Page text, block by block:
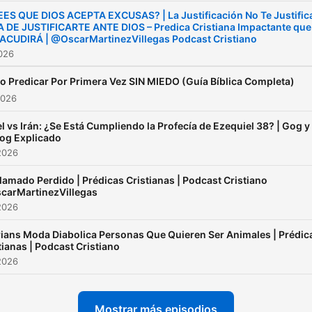
enseñarte y animarte a
de enseñanzas
sólidas. 📲
@OscarMartinezVillegas
(Podcast Cristiano
QUE DIOS ACEPTA EXCUSAS? | La Justificación No Te Justifica
DE JUSTIFICARTE ANTE DIOS – Predica Cristiana Impactante que
| @OscarMartinezVillegas Podcast Cristiano
Predicar Por Primera Vez SIN MIEDO (Guía Bíblica Completa)
vs Irán: ¿Se Está Cumpliendo la Profecía de Ezequiel 38? | Gog y
Explicado
Perdido | Prédicas Cristianas | Podcast Cristiano
Moda Diabolica Personas Que Quieren Ser Animales |
| Podcast Cristiano
Mostrar más episodios